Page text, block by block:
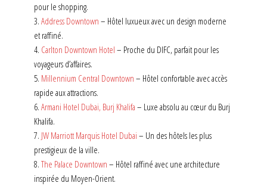
pour le shopping.
3. Address Downtown – Hôtel luxueux avec un design moderne
et raffiné.
4. Carlton Downtown Hotel – Proche du DIFC, parfait pour les
voyageurs d’affaires.
5. Millennium Central Downtown – Hôtel confortable avec accès
rapide aux attractions.
6. Armani Hotel Dubai, Burj Khalifa – Luxe absolu au cœur du Burj
Khalifa.
7. JW Marriott Marquis Hotel Dubai – Un des hôtels les plus
prestigieux de la ville.
8. The Palace Downtown – Hôtel raffiné avec une architecture
inspirée du Moyen-Orient.